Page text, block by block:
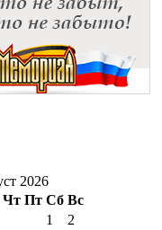
2026
Чт Пт Сб Вс
1
2